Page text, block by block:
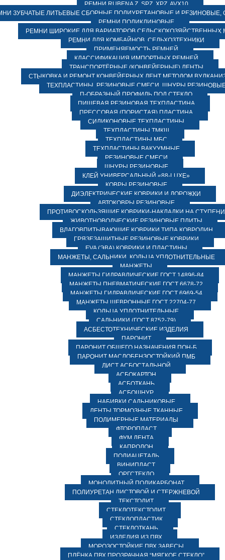
РЕМНИ RUBENA Z, SPZ, XPZ, AVX10
ЗУБЧАТЫЕ ЛИТЬЕВЫЕ СБОРНЫЕ ПОЛИУРЕТАНОВЫЕ И РЕЗИНОВЫЕ,
РЕМНИ ПОЛИКЛИНОВЫЕ
РЕМНИ ШИРОКИЕ ДЛЯ ВАРИАТОРОВ СЕЛЬСКОХОЗЯЙСТВЕННЫХ
РЕМНИ ДЛЯ КОМБАЙНОВ, СЕЛЬХОЗТЕХНИКИ
ПРИМЕНЯЕМОСТЬ РЕМНЕЙ
КЛАССИФИКАЦИЯ ИМПОРТНЫХ РЕМНЕЙ
ТРАНСПОРТЁРНЫЕ (КОНВЕЙЕРНЫЕ) ЛЕНТЫ
СТЫКОВКА И РЕМОНТ КОНВЕЙЕРНЫХ ЛЕНТ МЕТОДОМ
ТЕХПЛАСТИНЫ, РЕЗИНОВЫЕ СМЕСИ, ШНУРЫ
П-ОБРАЗНЫЙ ПРОФИЛЬ ПОД СТЕКЛО
ПИЩЕВАЯ РЕЗИНОВАЯ ТЕХПЛАСТИНА
ПРЕССОВАЯ (ПОРИСТАЯ) ПЛАСТИНА
СИЛИКОНОВЫЕ ТЕХПЛАСТИНЫ
ТЕХПЛАСТИНЫ ТМКЩ
ТЕХПЛАСТИНЫ МБС
ТЕХПЛАСТИНЫ ВАКУУМНЫЕ
РЕЗИНОВЫЕ СМЕСИ
ШНУРЫ РЕЗИНОВЫЕ
КЛЕЙ УНИВЕРСАЛЬНЫЙ «88-LUXE»
КОВРЫ РЕЗИНОВЫЕ
ДИЭЛЕКТРИЧЕСКИЕ КОВРИКИ И ДОРОЖКИ
АВТОКОВРЫ РЕЗИНОВЫЕ
ПРОТИВОСКОЛЬЗЯЩИЕ КОВРИКИ-НАКЛАДКИ НА СТУПЕНИ
ЖИВОТНОВОДЧЕСКИЕ РЕЗИНОВЫЕ ПЛИТЫ
ВЛАГОВПИТЫВАЮЩИЕ КОВРИКИ ТИПА КОВРОЛИН
ГРЯЗЕЗАЩИТНЫЕ РЕЗИНОВЫЕ КОВРИКИ
EVA (ЭВА) КОВРИКИ И ПЛАСТИНЫ
МАНЖЕТЫ, САЛЬНИКИ, КОЛЬЦА УПЛОТНИТЕЛЬНЫЕ
МАНЖЕТЫ
МАНЖЕТЫ ГИДРАВЛИЧЕСКИЕ ГОСТ 14896-84
МАНЖЕТЫ ПНЕВМАТИЧЕСКИЕ ГОСТ 6678-72
МАНЖЕТЫ ГИДРАВЛИЧЕСКИЕ ГОСТ 6969-54
МАНЖЕТЫ ШЕВРОННЫЕ ГОСТ 22704-77
КОЛЬЦА УПЛОТНИТЕЛЬНЫЕ
САЛЬНИКИ (ГОСТ 8752-79)
АСБЕСТОТЕХНИЧЕСКИЕ ИЗДЕЛИЯ
ПАРОНИТ
ПАРОНИТ ОБЩЕГО НАЗНАЧЕНИЯ ПОН-Б
ПАРОНИТ МАСЛОБЕНЗОСТОЙКИЙ ПМБ
ЛИСТ АСБОСТАЛЬНОЙ
АСБОКАРТОН
АСБОТКАНЬ
АСБОШНУР
НАБИВКИ САЛЬНИКОВЫЕ
ЛЕНТЫ ТОРМОЗНЫЕ ТКАННЫЕ
ПОЛИМЕРНЫЕ МАТЕРИАЛЫ
ФТОРОПЛАСТ
ФУМ ЛЕНТА
КАПРОЛОН
ПОЛИАЦЕТАЛЬ
ВИНИПЛАСТ
ОРГСТЕКЛО
МОНОЛИТНЫЙ ПОЛИКАРБОНАТ
ПОЛИУРЕТАН ЛИСТОВОЙ И СТЕРЖНЕВОЙ
ТЕКСТОЛИТ
СТЕКЛОТЕКСТОЛИТ
СТЕКЛОПЛАСТИК
СТЕКЛОТКАНЬ
ИЗДЕЛИЯ ИЗ ПВХ
МОРОЗОСТОЙКИЕ ПВХ ЗАВЕСЫ
ПЛЁНКА ПВХ ПРОЗРАЧНАЯ “МЯГКОЕ СТЕКЛО”